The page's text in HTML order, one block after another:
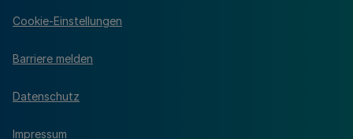
Cookie-Einstellungen
Barriere melden
Datenschutz
Impressum